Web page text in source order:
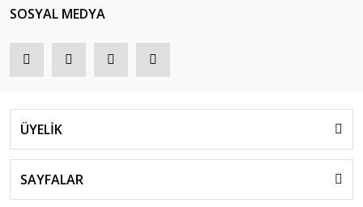
SOSYAL MEDYA
ÜYELİK
SAYFALAR